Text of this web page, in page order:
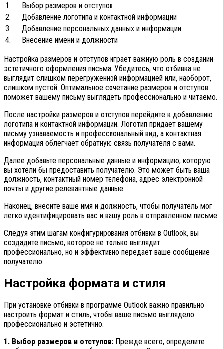
1.
Выбор размеров и отступов
2.
Добавление логотипа и контактной информации
3.
Добавление персональных данных и информации
4.
Внесение имени и должности
Настройка размеров и отступов играет важную роль в создании
эстетичного оформления письма. Убедитесь, что отбивка не
выглядит слишком перегруженной информацией или, наоборот,
слишком пустой. Оптимальное сочетание размеров и отступов
поможет вашему письму выглядеть профессионально и читаемо.
После настройки размеров и отступов перейдите к добавлению
логотипа и контактной информации. Логотип придает вашему
письму узнаваемость и профессиональный вид, а контактная
информация облегчает обратную связь получателя с вами.
Далее добавьте персональные данные и информацию, которую
вы хотели бы предоставить получателю. Это может быть ваша
должность, контактный номер телефона, адрес электронной
почты и другие релевантные данные.
Наконец, внесите ваше имя и должность, чтобы получатель мог
легко идентифицировать вас и вашу роль в отправленном письме.
Следуя этим шагам конфигурирования отбивки в Outlook, вы
создадите письмо, которое не только выглядит
профессионально, но и эффективно передает ваше сообщение
получателю.
Настройка формата и стиля
При установке отбивки в программе Outlook важно правильно
настроить формат и стиль, чтобы ваше письмо выглядело
профессионально и эстетично.
1. Выбор размеров и отступов: Прежде всего, определите